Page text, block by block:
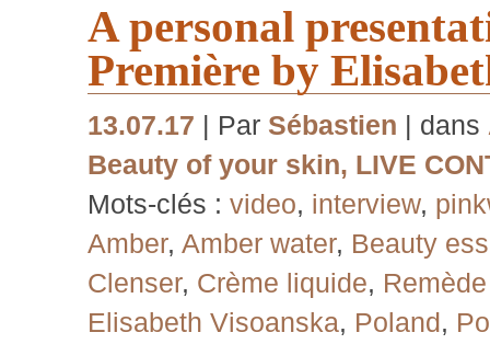
A personal
Première by
13.07.17 | Par Sébastien | dans
Beauty of your skin, LIVE
Mots-clés : video, interview,
Amber, Amber water, Beauty
Clenser, Crème liquide,
Elisabeth Visoanska, Poland,